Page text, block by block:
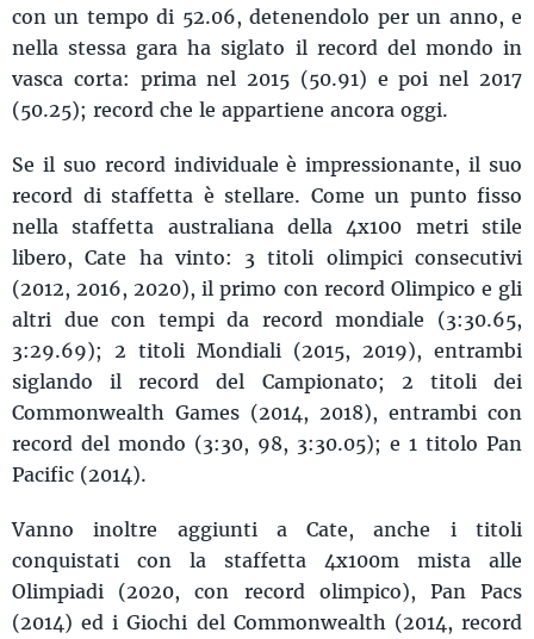
con un tempo di 52.06, detenendolo per un anno, e
nella stessa gara ha siglato il record del mondo in
vasca corta: prima nel 2015 (50.91) e poi nel 2017
(50.25); record che le appartiene ancora oggi.
Se il suo record individuale è impressionante, il suo
record di staffetta è stellare. Come un punto fisso
nella staffetta australiana della 4x100 metri stile
libero, Cate ha vinto: 3 titoli olimpici consecutivi
(2012, 2016, 2020), il primo con record Olimpico e gli
altri due con tempi da record mondiale (3:30.65,
3:29.69); 2 titoli Mondiali (2015, 2019), entrambi
siglando il record del Campionato; 2 titoli dei
Commonwealth Games (2014, 2018), entrambi con
record del mondo (3:30, 98, 3:30.05); e 1 titolo Pan
Pacific (2014).
Vanno inoltre aggiunti a Cate, anche i titoli
conquistati con la staffetta 4x100m mista alle
Olimpiadi (2020, con record olimpico), Pan Pacs
(2014) ed i Giochi del Commonwealth (2014, record